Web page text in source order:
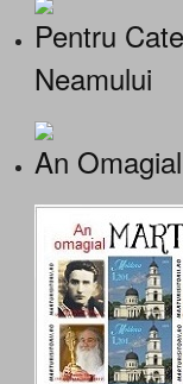
Pentru
Neamului
An Omagial